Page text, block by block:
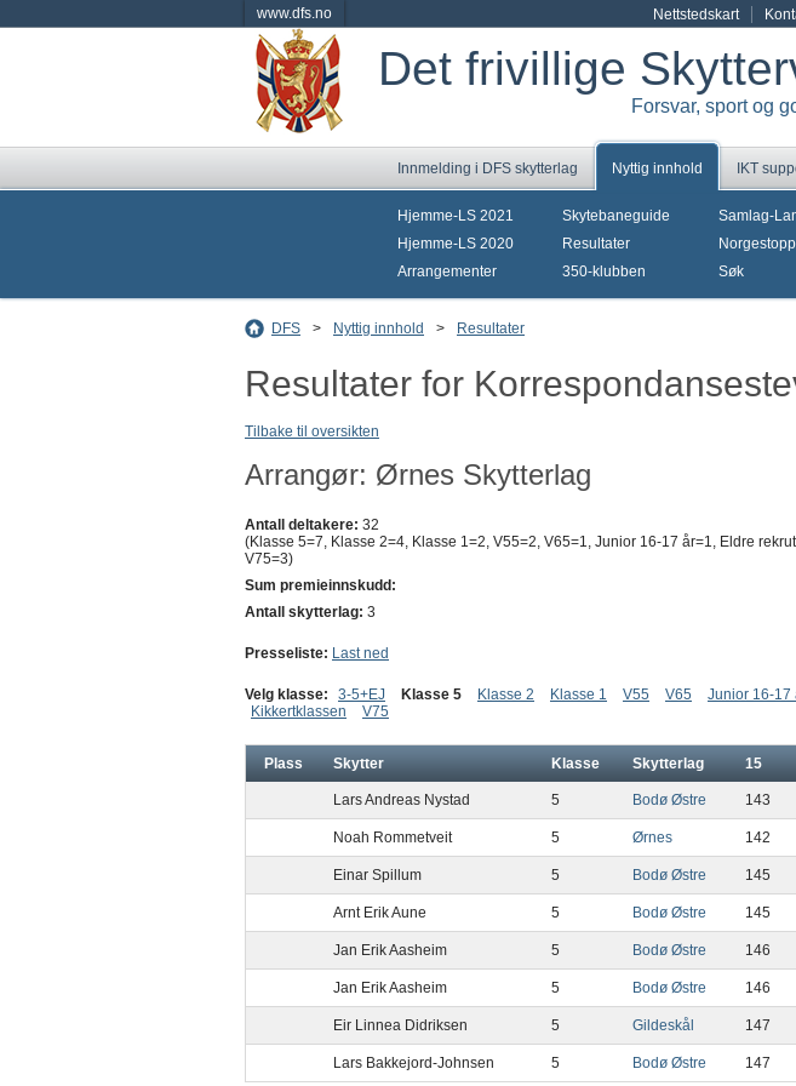
www.dfs.no Nettstedskart
Det frivillige
Forsvar, sport og
Innmelding i DFS skytterlag Nyttig innhold IKT
Hjemme-LS 2021
Hjemme-LS 2020
Arrangementer
Skytebaneguide
Resultater
350-klubben
Samlag-
Søk
DFS > Nyttig innhold > Resultater
Resultater for
Tilbake til oversikten
Arrangør: Ørnes Skytterlag
Antall deltakere: 32
(Klasse 5=7, Klasse 2=4, Klasse 1=2, V55=2, V65=1, Junior 16-17 år=1, Eldre
V75=3)
Sum premieinnskudd:
Antall skytterlag: 3
Presseliste: Last ned
Velg klasse: 3-5+EJ Klasse 5 Klasse 2 Klasse 1 V55 V65 Junior 16-17
Kikkertklassen
V75
Plass Skytter Klasse Skytterlag 15
Lars Andreas Nystad 5 Bodø Østre 143
Noah Rommetveit 5 Ørnes 142
Einar Spillum 5 Bodø Østre 145
Arnt Erik Aune 5 Bodø Østre 145
Jan Erik Aasheim 5 Bodø Østre 146
Jan Erik Aasheim 5 Bodø Østre 146
Eir Linnea Didriksen 5 Gildeskål 147
Lars Bakkejord-Johnsen 5 Bodø Østre 147